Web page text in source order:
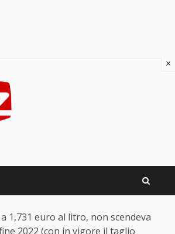
1,731 euro al litro, non scendeva
2022 (con in vigore il taglio
×